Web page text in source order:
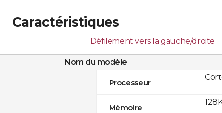
Caractéristiques
Défilement vers la gauche/droite
Nom du modèle
Processeur
Mémoire